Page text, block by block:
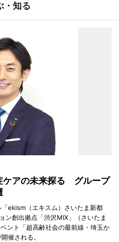
・知る
ケアの未来探る グループ
ekism（エキスム）さいたま新都
ン創出拠点「渋沢MIX」（さいたま
ント「超高齢社会の最前線・埼玉か
催される。